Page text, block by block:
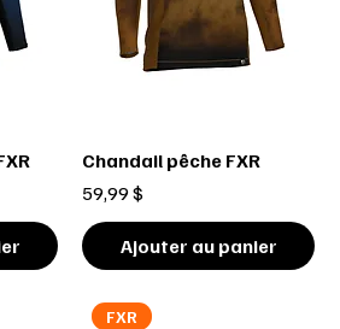
Chandail pêche FXR
Prix
59,99 $
Ajouter au panier
FXR